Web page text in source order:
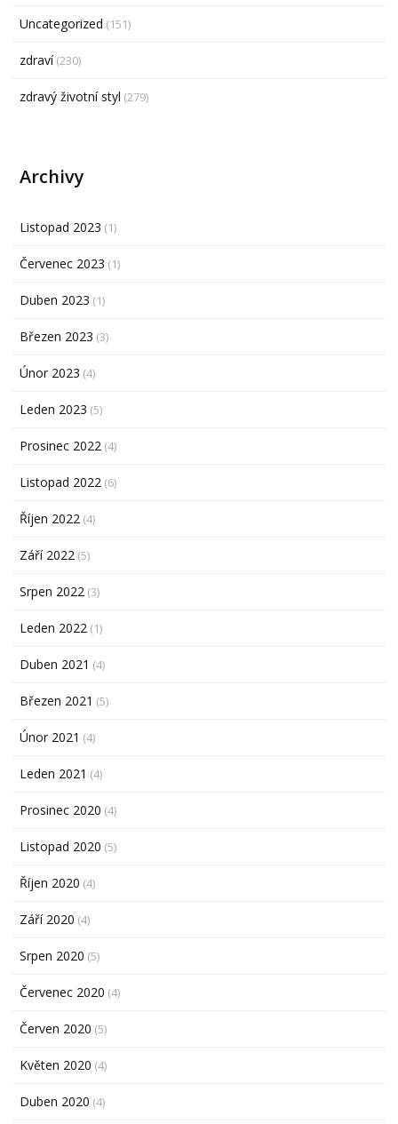
Uncategorized (151)
zdraví(230)
zdravý životní styl (279)
Archivy
Listopad 2023 (1)
Červenec 2023 (1)
Duben 2023 (1)
Březen 2023 (3)
Únor 2023 (4)
Leden 2023 (5)
Prosinec 2022 (4)
Listopad 2022 (6)
Říjen 2022 (4)
Září 2022 (5)
Srpen 2022 (3)
Leden 2022 (1)
Duben 2021 (4)
Březen 2021 (5)
Únor 2021 (4)
Leden 2021 (4)
Prosinec 2020 (4)
Listopad 2020 (5)
Říjen 2020 (4)
Září 2020 (4)
Srpen 2020 (5)
Červenec 2020 (4)
Červen 2020 (5)
Květen 2020 (4)
Duben 2020 (4)